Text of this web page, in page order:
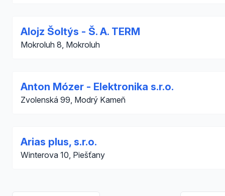
Alojz Šoltýs - Š. A. TERM
Mokroluh 8, Mokroluh
Anton Mózer - Elektronika s.r.o.
Zvolenská 99, Modrý Kameň
Arias plus, s.r.o.
Winterova 10, Piešťany